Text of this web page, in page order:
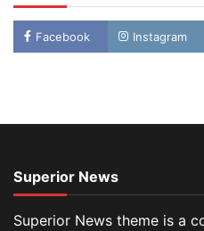
Facebook Instagram
Superior News
Superior News theme is a